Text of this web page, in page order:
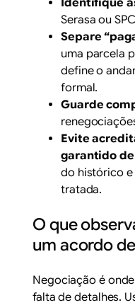
Serasa ouSPC
Separe
uma parcela
define o
formal.
Guarde
Evite
garantido de
do histórico
tratada.
O que
um acordo
Negociação é
falta de detalhes.